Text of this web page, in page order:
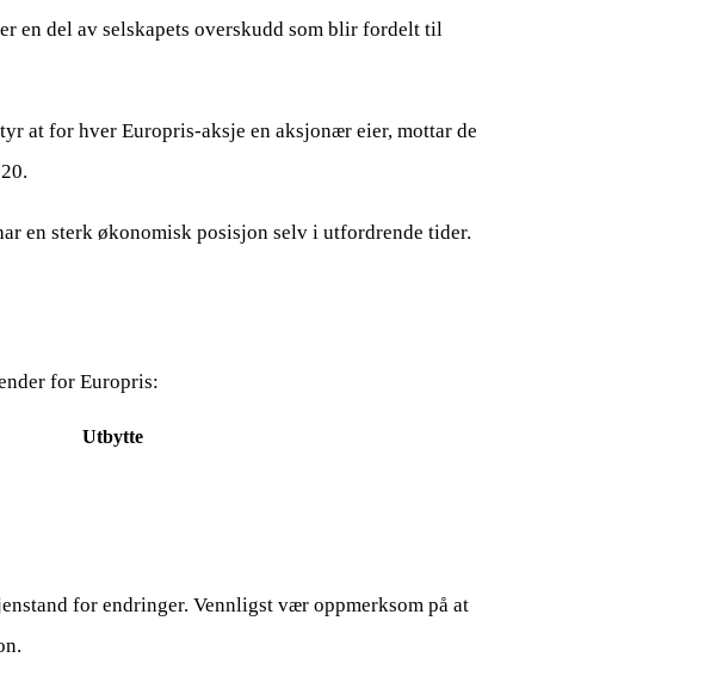
en del av selskapets overskudd som blir fordelt til
at for hver Europris-aksje en aksjonær eier, mottar de
en sterk økonomisk posisjon selv i utfordrende tider.
for Europris:
Utbytte
for endringer. Vennligst vær oppmerksom på at